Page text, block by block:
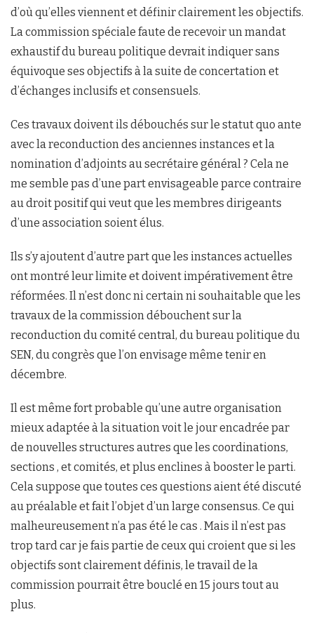
d’où qu’elles viennent et définir clairement les objectifs.
La commission spéciale faute de recevoir un mandat
exhaustif du bureau politique devrait indiquer sans
équivoque ses objectifs à la suite de concertation et
d’échanges inclusifs et consensuels.
Ces travaux doivent ils débouchés sur le statut quo ante
avec la reconduction des anciennes instances et la
nomination d’adjoints au secrétaire général ? Cela ne
me semble pas d’une part envisageable parce contraire
au droit positif qui veut que les membres dirigeants
d’une association soient élus.
Ils s’y ajoutent d’autre part que les instances actuelles
ont montré leur limite et doivent impérativement être
réformées. Il n’est donc ni certain ni souhaitable que les
travaux de la commission débouchent sur la
reconduction du comité central, du bureau politique du
SEN, du congrès que l’on envisage même tenir en
décembre.
Il est même fort probable qu’une autre organisation
mieux adaptée à la situation voit le jour encadrée par
de nouvelles structures autres que les coordinations,
sections , et comités, et plus enclines à booster le parti.
Cela suppose que toutes ces questions aient été discuté
au préalable et fait l’objet d’un large consensus. Ce qui
malheureusement n’a pas été le cas . Mais il n’est pas
trop tard car je fais partie de ceux qui croient que si les
objectifs sont clairement définis, le travail de la
commission pourrait être bouclé en 15 jours tout au
plus.